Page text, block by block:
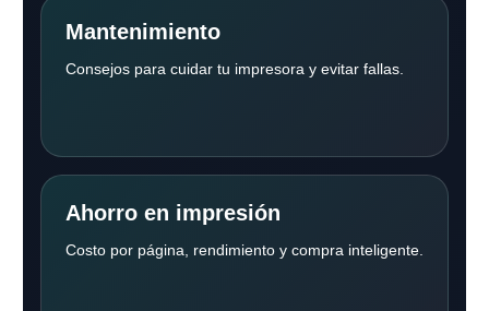
Mantenimiento
Consejos para cuidar tu impresora y evitar fallas.
Ahorro en impresión
Costo por página, rendimiento y compra inteligente.